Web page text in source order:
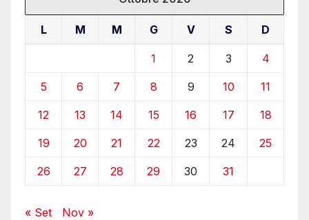
L M M G V S D
1 2 3 4
5 6 7 8 9 10 11
12 13 14 15 16 17 18
19 20 21 22 23 24 25
26 27 28 29 30 31
« Set Nov »